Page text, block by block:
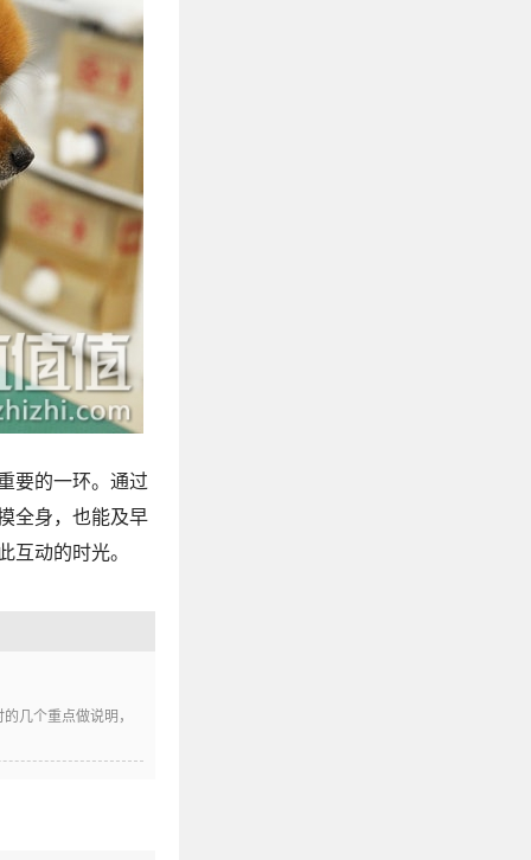
要的一环。通过
全身，也能及早
动的时光。
几个重点做说明，